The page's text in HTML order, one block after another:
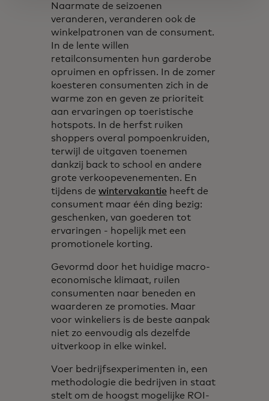
Naarmate de seizoenen
veranderen, veranderen ook de
winkelpatronen van de consument.
In de lente willen
retailconsumenten hun garderobe
opruimen en opfrissen. In de zomer
koesteren consumenten zich in de
warme zon en geven ze prioriteit
aan ervaringen op toeristische
hotspots. In de herfst ruiken
shoppers overal pompoenkruiden,
terwijl de uitgaven toenemen
dankzij back to school en andere
grote verkoopevenementen. En
tijdens dewintervakantie heeft de
consument maar één ding bezig:
geschenken, van goederen tot
ervaringen - hopelijk met een
promotionele korting.
Gevormd door het huidige macro-
economische klimaat, ruilen
consumenten naar beneden en
waarderen ze promoties. Maar
voor winkeliers is de beste aanpak
niet zo eenvoudig als dezelfde
uitverkoop in elke winkel.
Voer bedrijfsexperimenten in, een
methodologie die bedrijven in staat
stelt om de hoogst mogelijke ROI-